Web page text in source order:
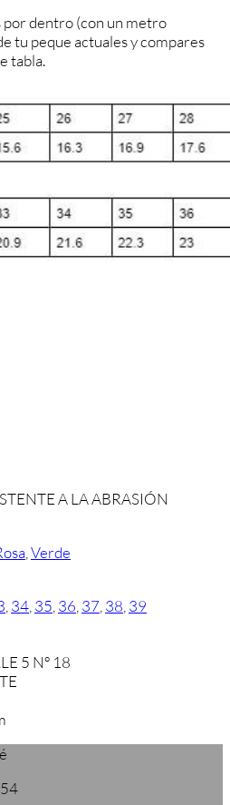
por dentro (con un metro
tu peque actuales y compares
tabla.
A LA ABRASIÓN
,Verde
,34,35,36,37,38,39
5 Nº 18